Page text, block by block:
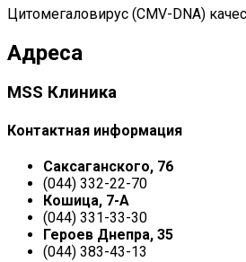
Цитомегаловирус (CMV-DNA)
Адреса
MSS Клиника
Контактная информация
Саксаганского, 76
(044) 332-22-70
Кошица, 7-А
(044) 331-33-30
Героев Днепра, 35
(044) 383-43-13